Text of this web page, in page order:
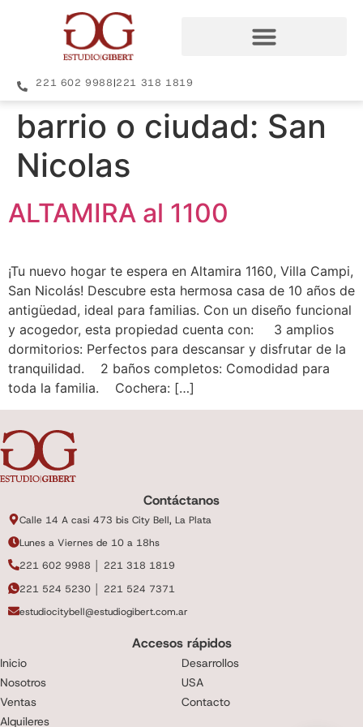
221 602 9988|221 318 1819
barrio o ciudad: San
Nicolas
ALTAMIRA al 1100
¡Tu nuevo hogar te espera en Altamira 1160, Villa Campi,
San Nicolás! Descubre esta hermosa casa de 10 años de
antigüedad, ideal para familias. Con un diseño funcional
y acogedor, esta propiedad cuenta con: 3 amplios
dormitorios: Perfectos para descansar y disfrutar de la
tranquilidad. 2 baños completos: Comodidad para
toda la familia. Cochera: […]
Contáctanos
Calle 14 A casi 473 bis City Bell, La Plata
Lunes a Viernes de 10 a 18hs
221 602 9988 │ 221 318 1819
221 524 5230 │ 221 524 7371
estudiocitybell@estudiogibert.com.ar
Accesos rápidos
Inicio
Nosotros
Ventas
Alquileres
Desarrollos
USA
Contacto